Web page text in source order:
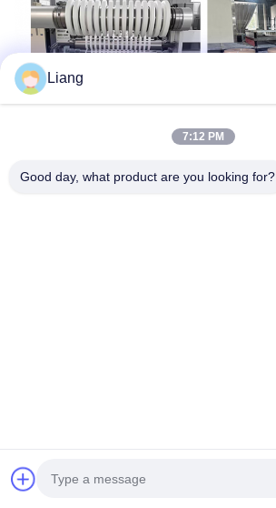
Liang
7:12 PM
Good day, what product are you looking for?